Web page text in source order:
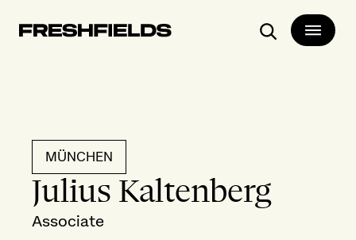
Suchen
MÜNCHEN
Julius Kaltenberg
Associate